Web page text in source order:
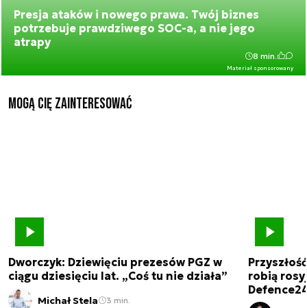
Presja ataków i nowego prawa. Twój biznes
potrzebuje prawdziwego SOC-a, a nie jego
atrapy
Materiał sponsorowany
8 min.
Mogą Cię zainteresować
Dworczyk: Dziewięciu prezesów PGZ w
ciągu dziesięciu lat. „Coś tu nie działa”
Michał Stela 3 min.
robią